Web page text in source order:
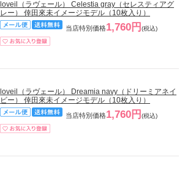
loveil（ラヴェール） Celestia gray（セレスティアグ
レー） 倖田來未イメージモデル（10枚入り）
当店特別価格1,760円 (税込)
loveil（ラヴェール） Dreamia navy（ドリーミアネイ
ビー） 倖田來未イメージモデル（10枚入り）
当店特別価格1,760円 (税込)